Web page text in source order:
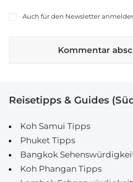
Auch für den Newsletter
Reisetipps & Guides
Koh Samui Tipps
Phuket Tipps
Bangkok
Koh Phangan Tipps